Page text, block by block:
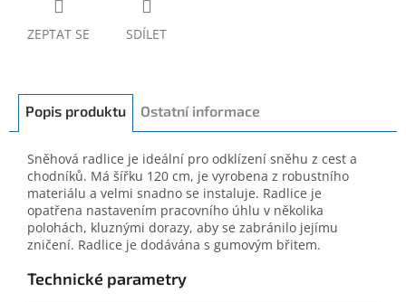
ZEPTAT SE SDÍLET
Popis produktu Ostatní informace
Sněhová radlice je ideální pro odklízení sněhu z cest a
chodníků. Má šířku 120 cm, je vyrobena z robustního
materiálu a velmi snadno se instaluje. Radlice je
opatřena nastavením pracovního úhlu v několika
polohách, kluznými dorazy, aby se zabránilo jejímu
zničení. Radlice je dodávána s gumovým břitem.
Technické parametry